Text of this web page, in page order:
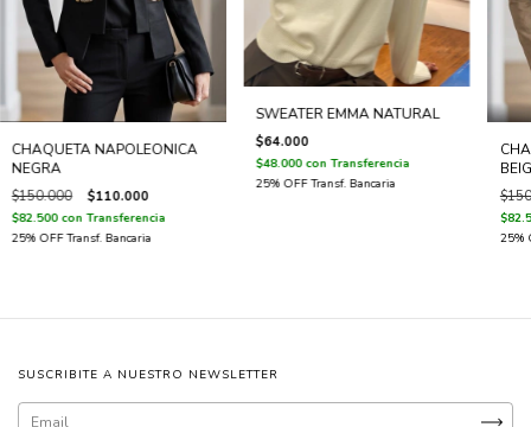
CHAQUETA NAPOLEONICA
NEGRA
$150.000 $110.000
$82.500 con Transferencia
SWEATER EMMA NATURAL
$64.000
$48.000 con Transferencia
SUSCRIBITE A NUESTRO NEWSLETTER